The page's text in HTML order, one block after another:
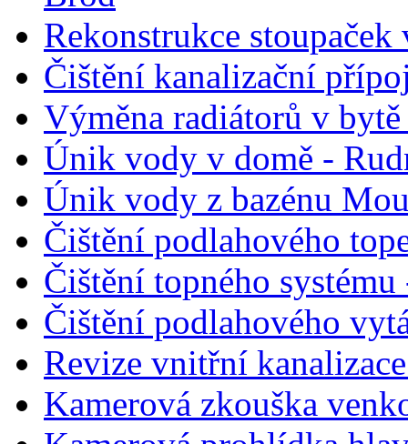
Rekonstrukce
Čištění kanalizační
Výměna radiátorů v
Únik vody v domě -
Únik vody z bazénu
Čištění podlahového
Čištění topného
Čištění podlahového
Revize vnitřní
Kamerová zkouška